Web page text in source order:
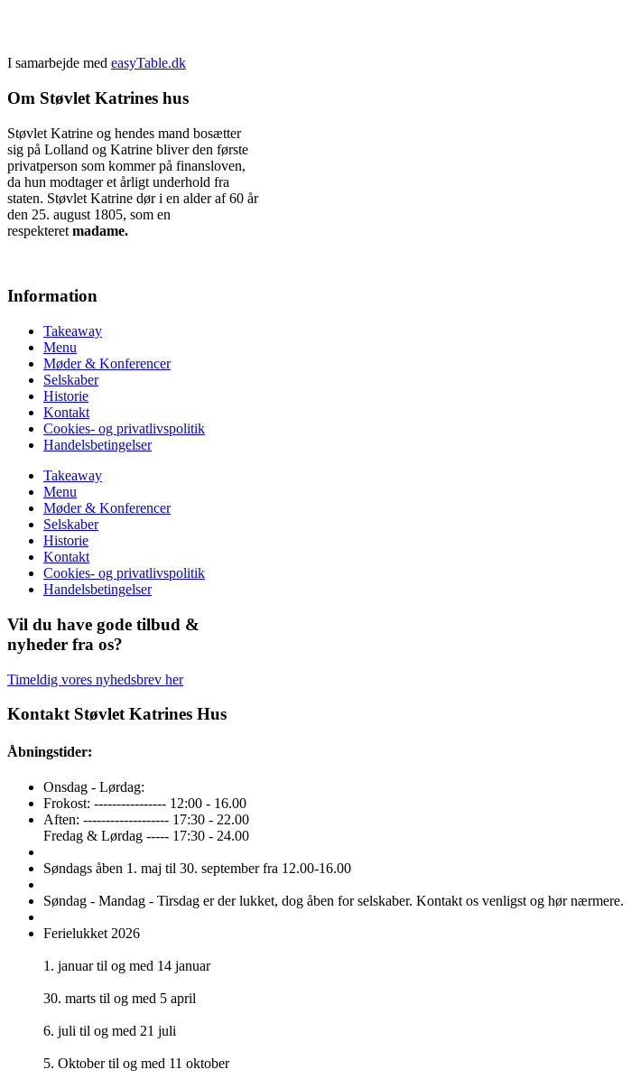
I samarbejde med easyTable.dk
Om Støvlet Katrines hus
Støvlet Katrine og hendes mand bosætter
sig på Lolland og Katrine bliver den første
privatperson som kommer på finansloven,
da hun modtager et årligt underhold fra
staten. Støvlet Katrine dør i en alder af 60 år
den 25. august 1805, som en
respekteret madame.
Information
Takeaway
Menu
Møder & Konferencer
Selskaber
Historie
Kontakt
Cookies- og privatlivspolitik
Handelsbetingelser
Takeaway
Menu
Møder & Konferencer
Selskaber
Historie
Kontakt
Cookies- og privatlivspolitik
Handelsbetingelser
Vil du have gode tilbud &
nyheder fra os?
Timeldig vores nyhedsbrev her
Kontakt Støvlet Katrines Hus
Åbningstider:
Onsdag - Lørdag:
Frokost: ---------------- 12:00 - 16.00
Aften: ------------------- 17:30 - 22.00
Fredag & Lørdag ----- 17:30 - 24.00
Søndags åben 1. maj til 30. september fra 12.00-16.00
Søndag - Mandag - Tirsdag er der lukket, dog åben for selskaber. Kontakt os venligst og hør nærmere.
Ferielukket 2026
1. januar til og med 14 januar
30. marts til og med 5 april
6. juli til og med 21 juli
5. Oktober til og med 11 oktober